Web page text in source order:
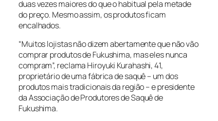
duas vezes maiores do que o habitual pela metade
do preço. Mesmo assim, os produtos ficam
encalhados.
“Muitos lojistas não dizem abertamente que não vão
comprar produtos de Fukushima, mas eles nunca
compram”, reclama Hiroyuki Kurahashi, 41,
proprietário de uma fábrica de saquê – um dos
produtos mais tradicionais da região – e presidente
da Associação de Produtores de Saquê de
Fukushima.